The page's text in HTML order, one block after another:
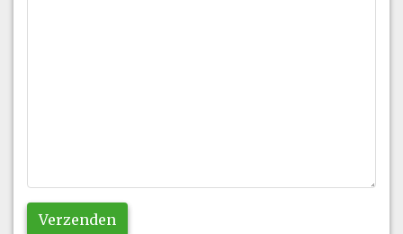
Verzenden